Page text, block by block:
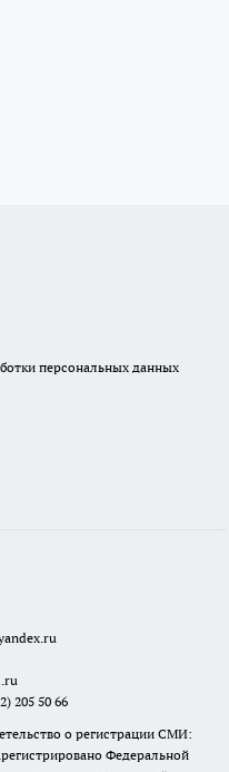
персональных данных
205 50 66
о регистрации СМИ:
Федеральной